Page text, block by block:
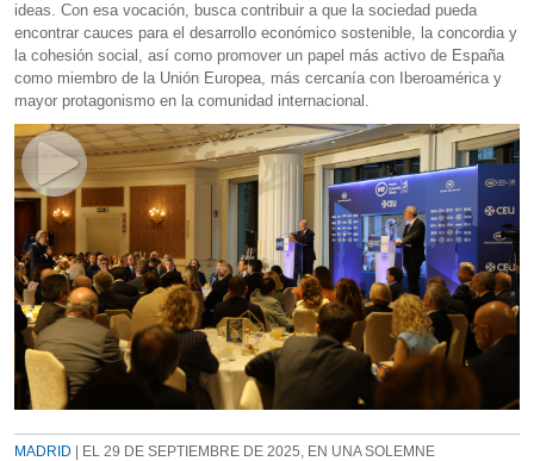
ideas. Con esa vocación, busca contribuir a que la sociedad pueda
encontrar cauces para el desarrollo económico sostenible, la concordia y
la cohesión social, así como promover un papel más activo de España
como miembro de la Unión Europea, más cercanía con Iberoamérica y
mayor protagonismo en la comunidad internacional.
MADRID | EL 29 DE SEPTIEMBRE DE 2025, EN UNA SOLEMNE